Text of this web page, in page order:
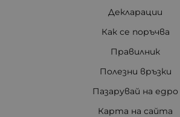
Декларации
Как се поръчва
Правилник
Полезни връзки
Пазарувай на едро
Карта на сайта